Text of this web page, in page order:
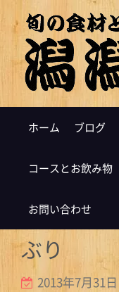
ホーム ブログ
コースとお飲み物
お問い合わせ
ぶり
2013年7月31日